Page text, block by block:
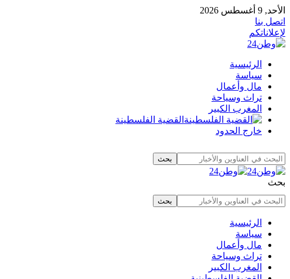
الأحد, 9 أغسطس 2026
اتصل بنا
لإعلاناتكم
الرئيسية
سياسة
مال وأعمال
تراث وسياحة
المغرب الكبير
القضية الفلسطينة
خارج الحدود
بحث
الرئيسية
سياسة
مال وأعمال
تراث وسياحة
المغرب الكبير